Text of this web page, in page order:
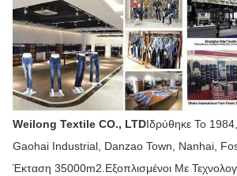
Weilong Textile CO., LTDΙδρύθηκε Το
Gaohai Industrial, Danzao Town, Nanhai,
Έκταση 35000m2.Εξοπλισμένοι Με